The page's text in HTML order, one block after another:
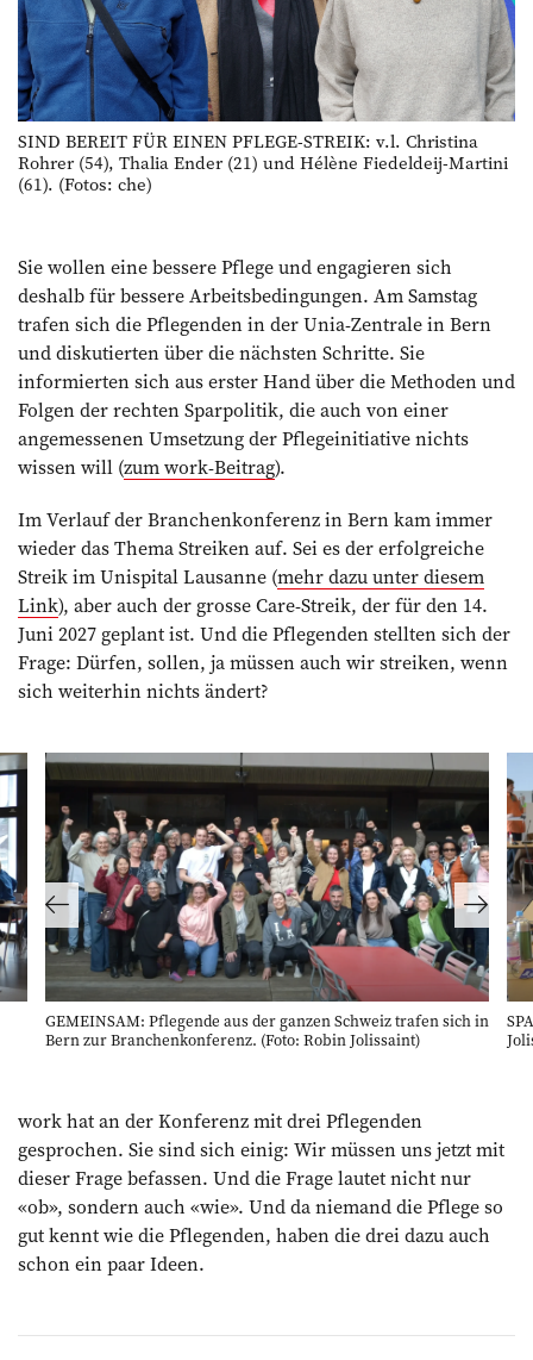
SIND BEREIT FÜR EINEN PFLEGE-STREIK: v.l. Christina
Rohrer (54), Thalia Ender (21) und Hélène Fiedeldeij-Martini
(61). (Fotos: che)
Sie wollen eine bessere Pflege und engagieren sich
deshalb für bessere Arbeitsbedingungen. Am Samstag
trafen sich die Pflegenden in der Unia-Zentrale in Bern
und diskutierten über die nächsten Schritte. Sie
informierten sich aus erster Hand über die Methoden und
Folgen der rechten Sparpolitik, die auch von einer
angemessenen Umsetzung der Pflegeinitiative nichts
wissen will (zum work-Beitrag).
Im Verlauf der Branchenkonferenz in Bern kam immer
wieder das Thema Streiken auf. Sei es der erfolgreiche
Streik im Unispital Lausanne (mehr dazu unter diesem
Link), aber auch der grosse Care-Streik, der für den 14.
Juni 2027 geplant ist. Und die Pflegenden stellten sich der
Frage: Dürfen, sollen, ja müssen auch wir streiken, wenn
sich weiterhin nichts ändert?
GEMEINSAM: Pflegende aus der ganzen Schweiz trafen sich in
Bern zur Branchenkonferenz. (Foto: Robin Jolissaint)
work hat an der Konferenz mit drei Pflegenden
gesprochen. Sie sind sich einig: Wir müssen uns jetzt mit
dieser Frage befassen. Und die Frage lautet nicht nur
«ob», sondern auch «wie». Und da niemand die Pflege so
gut kennt wie die Pflegenden, haben die drei dazu auch
schon ein paar Ideen.